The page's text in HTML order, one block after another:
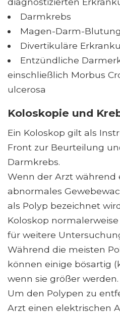
Darmkrebs
Magen-Darm-
Divertikuläre
Entzündliche
einschließlich Morbus
ulcerosa
Koloskopie und
Ein Koloskop gilt als
Front zur Beurteilung
Darmkrebs.
Wenn der Arzt während
abnormales
als Polyp bezeichnet
Koloskop
für weitere
Während die meisten
können einige bösartig
wenn sie größer werden.
Um den Polypen zu
Arzt einen elektrischen